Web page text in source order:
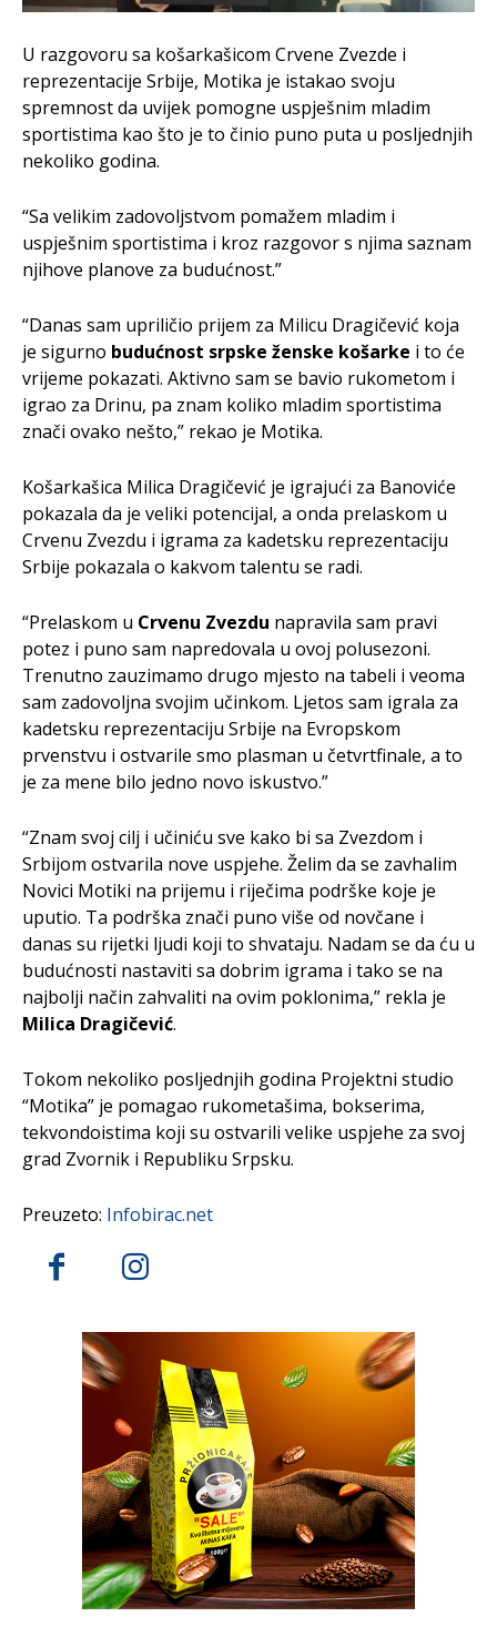
U razgovoru sa košarkašicom Crvene Zvezde i
reprezentacije Srbije, Motika je istakao svoju
spremnost da uvijek pomogne uspješnim mladim
sportistima kao što je to činio puno puta u posljednjih
nekoliko godina.
“Sa velikim zadovoljstvom pomažem mladim i
uspješnim sportistima i kroz razgovor s njima saznam
njihove planove za budućnost.”
“Danas sam upriličio prijem za Milicu Dragičević koja
je sigurno budućnost srpske ženske košarke i to će
vrijeme pokazati. Aktivno sam se bavio rukometom i
igrao za Drinu, pa znam koliko mladim sportistima
znači ovako nešto,” rekao je Motika.
Košarkašica Milica Dragičević je igrajući za Banoviće
pokazala da je veliki potencijal, a onda prelaskom u
Crvenu Zvezdu i igrama za kadetsku reprezentaciju
Srbije pokazala o kakvom talentu se radi.
“Prelaskom u Crvenu Zvezdu napravila sam pravi
potez i puno sam napredovala u ovoj polusezoni.
Trenutno zauzimamo drugo mjesto na tabeli i veoma
sam zadovoljna svojim učinkom. Ljetos sam igrala za
kadetsku reprezentaciju Srbije na Evropskom
prvenstvu i ostvarile smo plasman u četvrtfinale, a to
je za mene bilo jedno novo iskustvo.”
“Znam svoj cilj i učiniću sve kako bi sa Zvezdom i
Srbijom ostvarila nove uspjehe. Želim da se zavhalim
Novici Motiki na prijemu i riječima podrške koje je
uputio. Ta podrška znači puno više od novčane i
danas su rijetki ljudi koji to shvataju. Nadam se da ću u
budućnosti nastaviti sa dobrim igrama i tako se na
najbolji način zahvaliti na ovim poklonima,” rekla je
Milica Dragičević.
Tokom nekoliko posljednjih godina Projektni studio
“Motika” je pomagao rukometašima, bokserima,
tekvondoistima koji su ostvarili velike uspjehe za svoj
grad Zvornik i Republiku Srpsku.
Preuzeto: Infobirac.net